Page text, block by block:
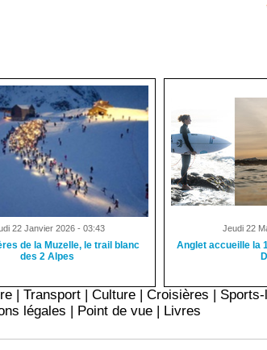
22 Janvier 2026 - 03:43
de la Muzelle, le trail blanc
des 2 Alpes
Jeudi 22
Anglet accueille la
|Transport |Culture |Croisières |
légales | Point de vue | Livres